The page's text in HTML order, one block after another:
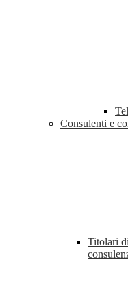
Consulenti e
Titolari